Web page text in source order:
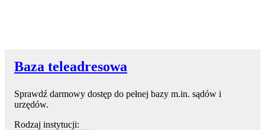
Baza teleadresowa
Sprawdź darmowy dostęp do pełnej bazy m.in. sądów i
urzędów.
Rodzaj instytucji: